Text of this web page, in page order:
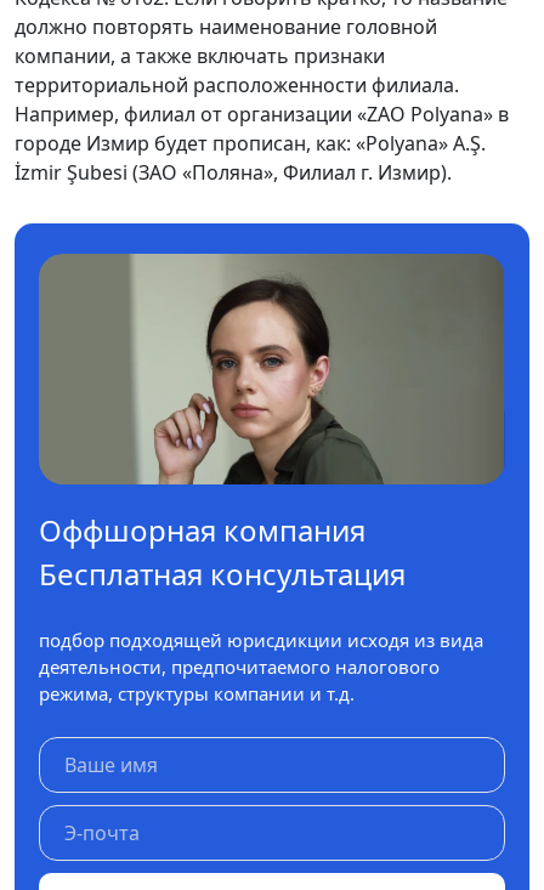
должно повторять наименование головной
компании, а также включать признаки
территориальной расположенности филиала.
Например, филиал от организации «ZAO Polyana» в
городе Измир будет прописан, как: «Polyana» A.Ş.
İzmir Şubesi (ЗАО «Поляна», Филиал г. Измир).
Оффшорная компания
Бесплатная консультация
подбор подходящей юрисдикции исходя из вида
деятельности, предпочитаемого налогового
режима, структуры компании и т.д.